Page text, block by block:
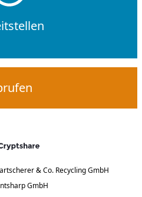
& Co. Recycling GmbH
GmbH